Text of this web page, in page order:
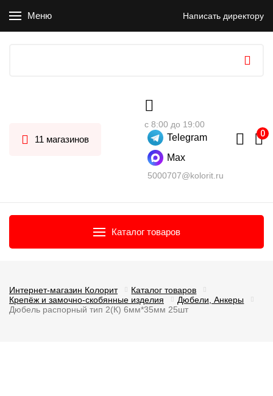
Меню Написать директору
11 магазинов
с 8:00 до 19:00
Telegram
Max
5000707@kolorit.ru
Каталог товаров
Интернет-магазин Колорит
Каталог товаров
Крепёж и замочно-скобянные изделия
Дюбели, Анкеры
Дюбель распорный тип 2(К) 6мм*35мм 25шт